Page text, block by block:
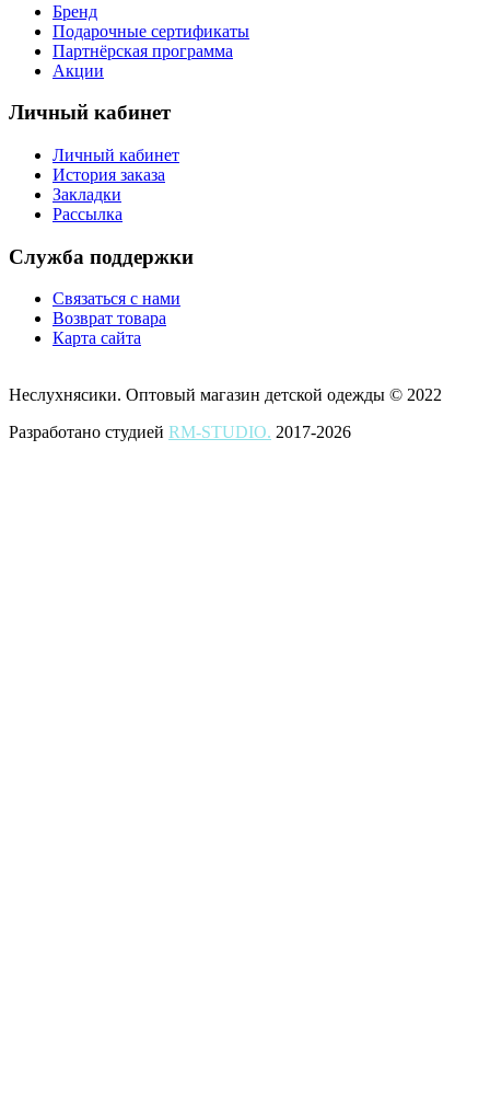
Бренд
Подарочные сертификаты
Партнёрская программа
Акции
Личный кабинет
Личный кабинет
История заказа
Закладки
Рассылка
Служба поддержки
Связаться с нами
Возврат товара
Карта сайта
Неслухнясики. Оптовый магазин детской одежды © 2022
Разработано студией RM-STUDIO. 2017-2026